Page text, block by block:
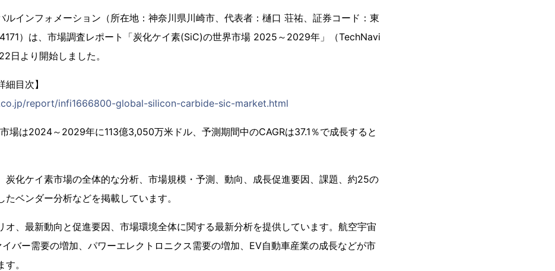
ルインフォメーション（所在地：神奈川県川崎市、代表者：樋口 荘祐、証券コード：東
）は、市場調査レポート「炭化ケイ素(SiC)の世界市場 2025～2029年」（TechNavi
日より開始しました。
細目次】
report/infi1666800-global-silicon-carbide-sic-market.html
場は2024～2029年に113億3,050万米ドル、予測期間中のCAGRは37.1％で成長すると
炭化ケイ素市場の全体的な分析、市場規模・予測、動向、成長促進要因、課題、約25の
たベンダー分析などを掲載しています。
オ、最新動向と促進要因、市場環境全体に関する最新分析を提供しています。航空宇宙
バー需要の増加、パワーエレクトロニクス需要の増加、EV自動車産業の成長などが市
。